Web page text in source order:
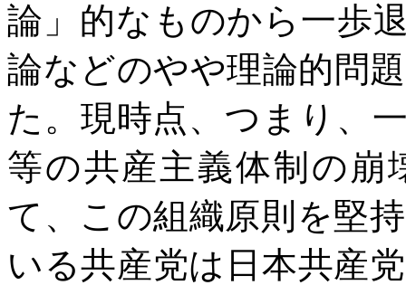
論」的なものから一歩
論などのやや理論的問
た。現時点、つまり、
等の共産主義体制の崩
て、この組織原則を堅
いる共産党は日本共産